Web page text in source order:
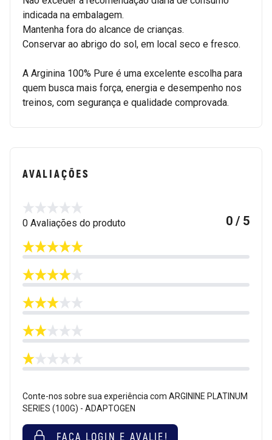
indicada na embalagem.
Mantenha fora do alcance de crianças.
Conservar ao abrigo do sol, em local seco e fresco.
A Arginina 100% Pure é uma excelente escolha para
quem busca mais força, energia e desempenho nos
treinos, com segurança e qualidade comprovada.
AVALIAÇÕES
0 Avaliações do produto 0 / 5
Conte-nos sobre sua experiência com ARGININE PLATINUM
SERIES (100G) - ADAPTOGEN
FAÇA LOGIN E AVALIE!